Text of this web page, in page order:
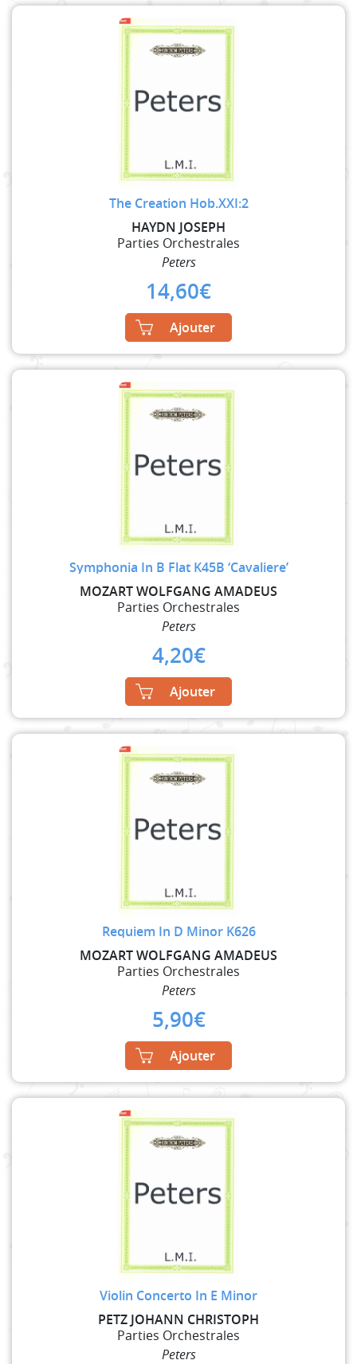
The Creation Hob.XXI:2
HAYDN JOSEPH
Parties Orchestrales
Peters
14,60€
Ajouter
Symphonia In B Flat K45B ‘Cavaliere’
MOZART WOLFGANG AMADEUS
Parties Orchestrales
Peters
4,20€
Ajouter
Requiem In D Minor K626
MOZART WOLFGANG AMADEUS
Parties Orchestrales
Peters
5,90€
Ajouter
Violin Concerto In E Minor
PETZ JOHANN CHRISTOPH
Parties Orchestrales
Peters